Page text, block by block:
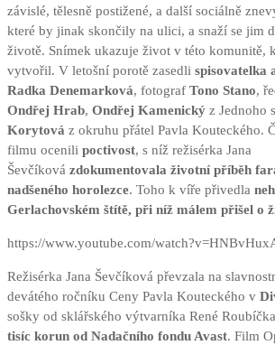
závislé, tělesně postižené, a další sociálně
které by jinak skončily na ulici, a snaží se jim
životě. Snímek ukazuje život v této komunitě,
vytvořil. V letošní porotě zasedli spisovatelka
Radka Denemarková, fotograf Tono Stano,
Ondřej Hrab, Ondřej Kamenický z Jednoho
Korytová z okruhu přátel Pavla Kouteckého.
filmu ocenili poctivost, s níž režisérka Jana
Ševčíková zdokumentovala životní příběh
nadšeného horolezce. Toho k víře přivedla
Gerlachovském štítě, při níž málem přišel o
https://www.youtube.com/
Režisérka Jana Ševčíková převzala na
devátého ročníku Ceny Pavla Kouteckého v
sošky od sklářského výtvarníka René
tisíc korun od Nadačního fondu Avast. Film